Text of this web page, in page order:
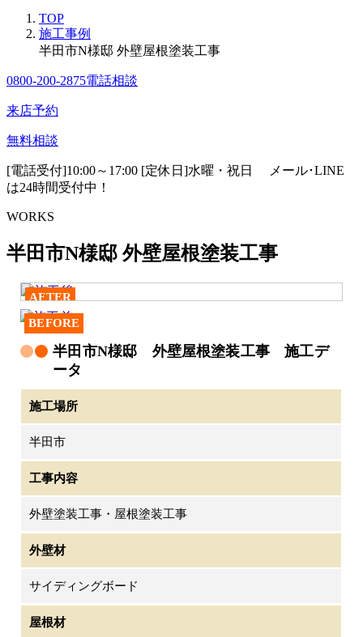
TOP
施工事例
半田市N様邸 外壁屋根塗装工事
0800-200-2875電話相談
来店予約
無料相談
[電話受付]10:00～17:00 [定休日]水曜・祝日
メール･LINE
は24時間受付中！
WORKS
半田市N様邸 外壁屋根塗装工事
AFTER
BEFORE
半田市N様邸 外壁屋根塗装工事 施工デ
ータ
施工場所
半田市
工事内容
外壁塗装工事・屋根塗装工事
外壁材
サイディングボード
屋根材